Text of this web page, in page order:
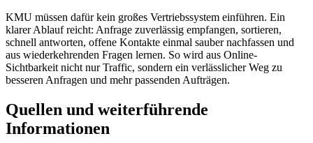
KMU müssen dafür kein großes Vertriebssystem einführen. Ein
klarer Ablauf reicht: Anfrage zuverlässig empfangen, sortieren,
schnell antworten, offene Kontakte einmal sauber nachfassen und
aus wiederkehrenden Fragen lernen. So wird aus Online-
Sichtbarkeit nicht nur Traffic, sondern ein verlässlicher Weg zu
besseren Anfragen und mehr passenden Aufträgen.
Quellen und weiterführende
Informationen